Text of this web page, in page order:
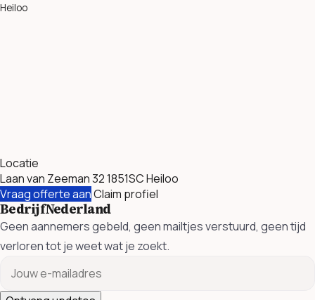
Heiloo
Locatie
Laan van Zeeman 32 1851SC Heiloo
Vraag offerte aanClaim profiel
BedrijfNederland
Geen aannemers gebeld, geen mailtjes verstuurd, geen tijd
verloren tot je weet wat je zoekt.